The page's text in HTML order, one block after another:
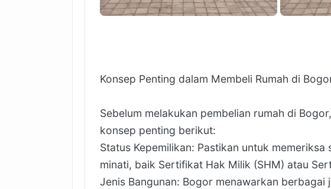
Konsep Penting dalam Membeli Rumah di
Sebelum melakukan pembelian rumah di
konsep penting berikut:
Status Kepemilikan: Pastikan untuk
minati, baik Sertifikat Hak Milik (SHM) atau
Jenis Bangunan: Bogor menawarkan berbagai